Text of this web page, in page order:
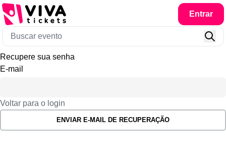
Entrar
Recupere sua senha
E-mail
Voltar para o login
ENVIAR E-MAIL DE RECUPERAÇÃO